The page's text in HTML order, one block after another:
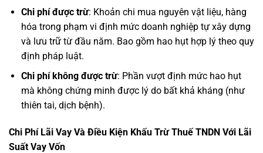
Chi phí được trừ: Khoản chi mua nguyên vật liệu, hàng
hóa trong phạm vi định mức doanh nghiệp tự xây dựng
và lưu trữ từ đầu năm. Bao gồm hao hụt hợp lý theo quy
định pháp luật.
Chi phí không được trừ: Phần vượt định mức hao hụt
mà không chứng minh được lý do bất khả kháng (như
thiên tai, dịch bệnh).
Chi Phí Lãi Vay Và Điều Kiện Khấu Trừ Thuế TNDN Với Lãi
Suất Vay Vốn